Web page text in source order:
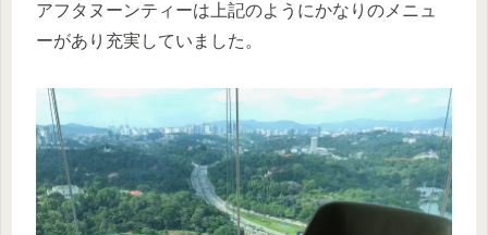
アフタヌーンティーは上記のようにかなりのメニュ
ーがあり充実していました。